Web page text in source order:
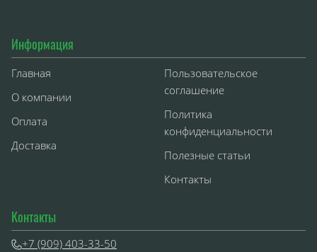
Информация
Главная
О компании
Оплата
Доставка
Пользовательское
соглашение
Политика
конфиденциальности
Полезные статьи
Контакты
Контакты
+7 (909) 403-33-50